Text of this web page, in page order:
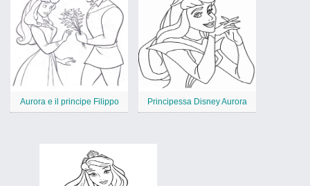
Aurora e il principe Filippo Principessa Disney Aurora